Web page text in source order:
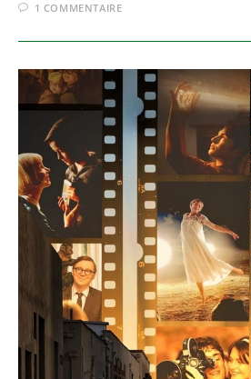
1 COMMENTAIRE